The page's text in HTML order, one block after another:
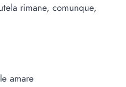
rimane, comunque,
amare